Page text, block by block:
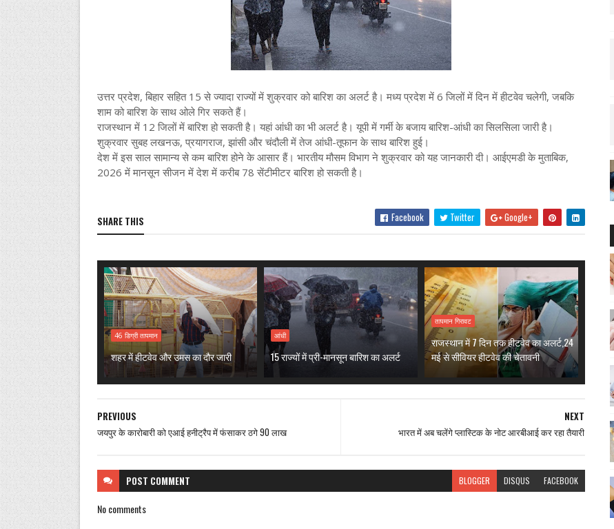
उत्तर प्रदेश, बिहार सहित 15 से ज्यादा राज्यों में शुक्रवार को बारिश का अलर्ट है। मध्य प्रदेश में 6 जिलों में दिन में हीटवेव चलेगी, जबकि
शाम को बारिश के साथ ओले गिर सकते हैं।
राजस्थान में 12 जिलों में बारिश हो सकती है। यहां आंधी का भी अलर्ट है। यूपी में गर्मी के बजाय बारिश-आंधी का सिलसिला जारी है।
शुक्रवार सुबह लखनऊ, प्रयागराज, झांसी और चंदौली में तेज आंधी-तूफान के साथ बारिश हुई।
देश में इस साल सामान्य से कम बारिश होने के आसार हैं। भारतीय मौसम विभाग ने शुक्रवार को यह जानकारी दी। आईएमडी के मुताबिक,
2026 में मानसून सीजन में देश में करीब 78 सेंटीमीटर बारिश हो सकती है।
SHARE THIS Facebook Twitter Google+
46 डिग्री तापमान
शहर में हीटवेव और उमस का दौर जारी
आंधी
15 राज्यों में प्री-मानसून बारिश का अलर्ट
तापमान गिरावट
राजस्थान में 7 दिन तक हीटवेव का अलर्ट,24
मई से सीवियर हीटवेव की चेतावनी
NEXT
भारत में अब चलेंगे प्लास्टिक के नोट आरबीआई कर रहा तैयारी
PREVIOUS
जयपुर के कारोबारी को एआई हनीट्रैप में फंसाकर ठगे 90 लाख
POST COMMENT BLOGGER DISQUS FACEBOOK
No comments